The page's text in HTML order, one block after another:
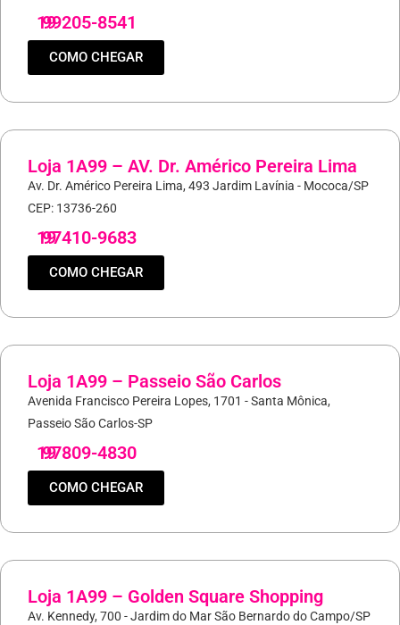
19
99205-8541
COMO CHEGAR
Loja 1A99 – AV. Dr. Américo Pereira Lima
Av. Dr. Américo Pereira Lima, 493 Jardim Lavínia - Mococa/SP
CEP: 13736-260
19
97410-9683
COMO CHEGAR
Loja 1A99 – Passeio São Carlos
Avenida Francisco Pereira Lopes, 1701 - Santa Mônica,
Passeio São Carlos-SP
19
97809-4830
COMO CHEGAR
Loja 1A99 – Golden Square Shopping
Av. Kennedy, 700 - Jardim do Mar São Bernardo do Campo/SP